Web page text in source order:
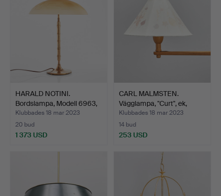
HARALD NOTINI.
Bordslampa, Modell 6963,
Mä…
Klubbades 18 mar 2023
20 bud
1 373 USD
CARL MALMSTEN.
Vägglampa, "Curt", ek,
mode…
Klubbades 18 mar 2023
14 bud
253 USD